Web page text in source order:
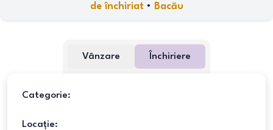
de închiriat • Bacău
Vânzare Închiriere
Categorie:
Locație: